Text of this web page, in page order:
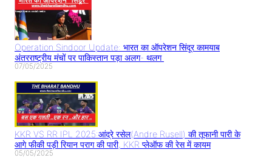
Operation Sindoor Update: भारत का ऑपरेशन सिंदूर कामयाब
अंतरराष्ट्रीय मंचों पर पाकिस्तान पड़ा अलग- थलग
07/05/2025
KKR VS RR IPL 2025:आंद्रे रसेल(Andre Rusell) की तूफानी पारी के
आगे फीकी पड़ी रियान पराग की पारी, KKR प्लेऑफ की रेस में कायम
05/05/2025